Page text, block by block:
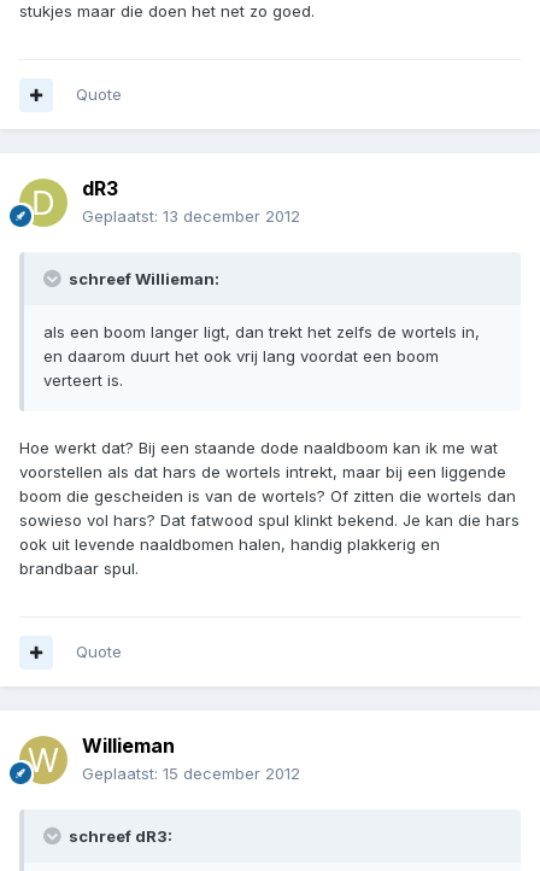
stukjes maar die doen het net zo goed.
Quote
dR3
Geplaatst: 13 december 2012
schreef Willieman:
als een boom langer ligt, dan trekt het zelfs de wortels in,
en daarom duurt het ook vrij lang voordat een boom
verteert is.
Hoe werkt dat? Bij een staande dode naaldboom kan ik me wat
voorstellen als dat hars de wortels intrekt, maar bij een liggende
boom die gescheiden is van de wortels? Of zitten die wortels dan
sowieso vol hars? Dat fatwood spul klinkt bekend. Je kan die hars
ook uit levende naaldbomen halen, handig plakkerig en
brandbaar spul.
Quote
Willieman
Geplaatst: 15 december 2012
schreef dR3: